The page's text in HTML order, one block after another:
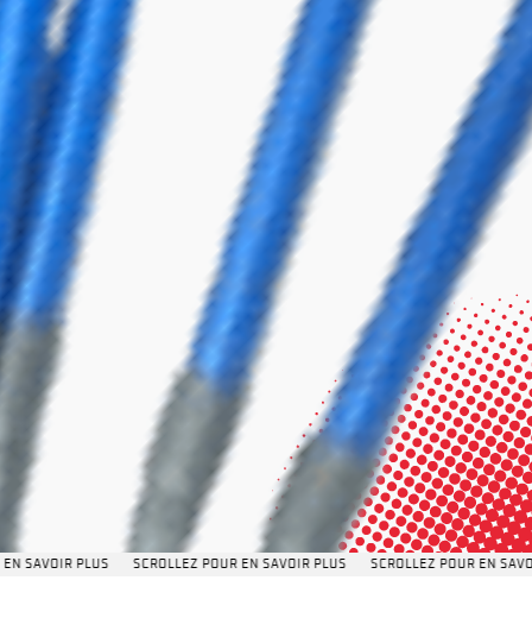
PLUS SCROLLEZ POUR EN SAVOIR PLUS SCROLLEZ POUR EN SAVOIR PLUS